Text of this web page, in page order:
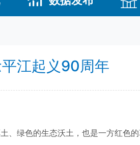
江起义90周年
绿色的生态沃土，也是一方红色的